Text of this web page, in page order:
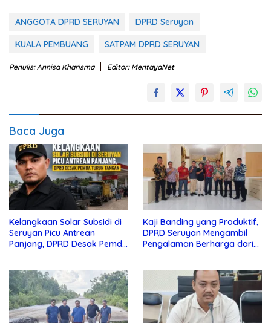
ANGGOTA DPRD SERUYAN DPRD Seruyan
KUALA PEMBUANG SATPAM DPRD SERUYAN
Penulis: Annisa Kharisma Editor: MentayaNet
Baca Juga
Kelangkaan Solar Subsidi di
Seruyan Picu Antrean
Panjang, DPRD Desak Pemda
Kaji Banding yang Produktif,
DPRD Seruyan Mengambil
Pengalaman Berharga dari